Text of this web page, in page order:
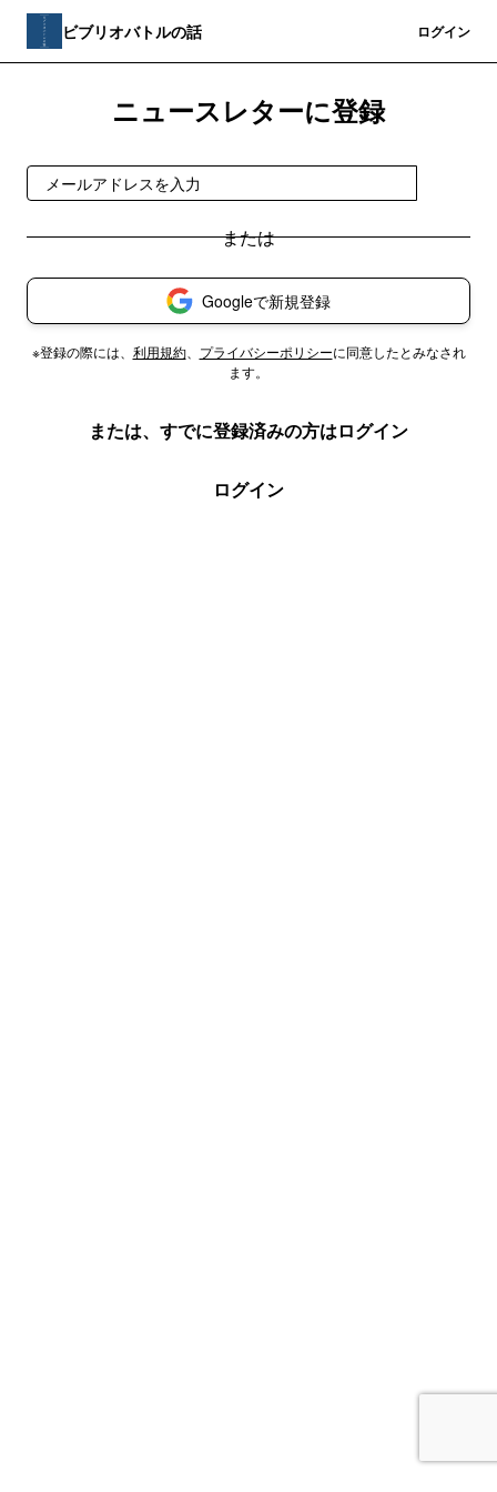
ビブリオバトルの話 ログイン
ニュースレターに登録
Googleで新規登録
※登録の際には、 利用規約、 プライバシーポリシーに同意したとみなされ
ます。
または、すでに登録済みの方はログイン
ログイン